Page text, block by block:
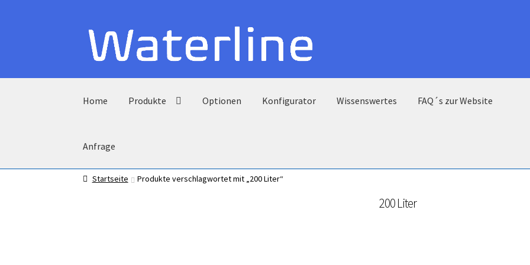
Zur
Navigation
springen
Zum
Inhalt
springen
Home Produkte Optionen Konfigurator Wissenswertes FAQ´s zur Website
Anfrage
Startseite Produkte verschlagwortet mit „200 Liter“
200 Liter